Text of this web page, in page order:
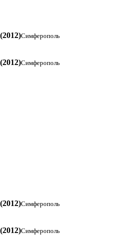
Симферополь
Симферополь
Симферополь
Симферополь